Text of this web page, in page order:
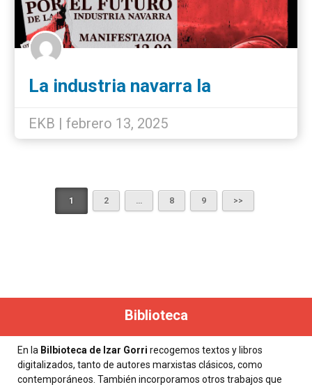
La industria navarra la
unidos
EKB | febrero 13, 2025
1 2 … 8 9
Biblioteca
En la Bilbioteca de Izar Gorri recogemos textos y libros
digitalizados, tanto de autores marxistas clásicos, como
contemporáneos. También incorporamos otros trabajos que